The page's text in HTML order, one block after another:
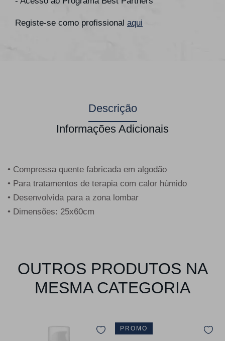
Registe-se como profissional aqui
Descrição
Informações Adicionais
• Compressa quente fabricada em algodão
• Para tratamentos de terapia com calor húmido
• Desenvolvida para a zona lombar
• Dimensões: 25x60cm
OUTROS PRODUTOS NA
MESMA CATEGORIA
PROMO